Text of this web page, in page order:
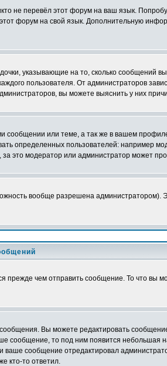
не перевёл этот форум на ваш язык.
форум на свой язык. Дополнительную
указывающие на то, сколько сообщений
пользователя. От администраторов
вы можете выяснить у них
или теме, а так же в вашем
определенных пользователей: например
это модератор или администратор может
вообще разрешена администратором).
прежде чем отправить сообщение. То что вы
Вы можете редактировать
сообщение, то под ним появится небольшая
сообщение отредактировал
кто-то ответил.